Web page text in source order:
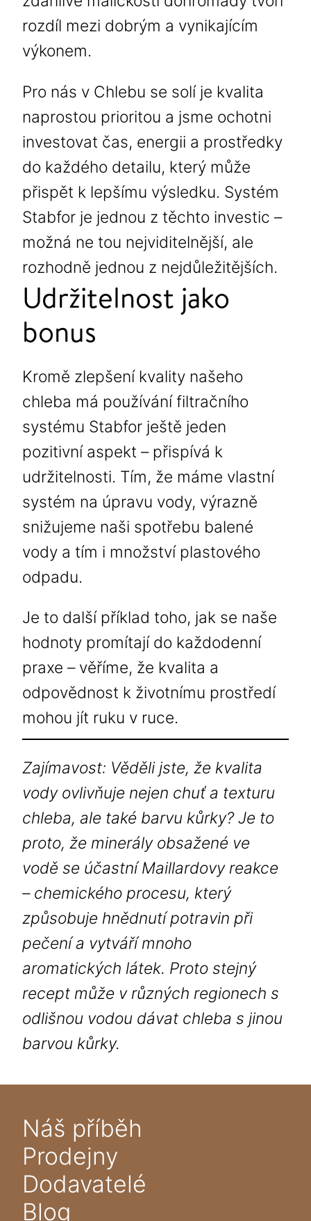
rozdíl mezi dobrým a vynikajícím
výkonem.
Pro nás v Chlebu se solí je kvalita
naprostou prioritou a jsme ochotni
investovat čas, energii a prostředky
do každého detailu, který může
přispět k lepšímu výsledku. Systém
Stabfor je jednou z těchto investic –
možná ne tou nejviditelnější, ale
rozhodně jednou z nejdůležitějších.
Udržitelnost jako
bonus
Kromě zlepšení kvality našeho
chleba má používání filtračního
systému Stabfor ještě jeden
pozitivní aspekt – přispívá k
udržitelnosti. Tím, že máme vlastní
systém na úpravu vody, výrazně
snižujeme naši spotřebu balené
vody a tím i množství plastového
odpadu.
Je to další příklad toho, jak se naše
hodnoty promítají do každodenní
praxe – věříme, že kvalita a
odpovědnost k životnímu prostředí
mohou jít ruku v ruce.
Zajímavost: Věděli jste, že kvalita
vody ovlivňuje nejen chuť a texturu
chleba, ale také barvu kůrky? Je to
proto, že minerály obsažené ve
vodě se účastní Maillardovy reakce
– chemického procesu, který
způsobuje hnědnutí potravin při
pečení a vytváří mnoho
aromatických látek. Proto stejný
recept může v různých regionech s
odlišnou vodou dávat chleba s jinou
barvou kůrky.
Náš příběh
Prodejny
Dodavatelé
Blog